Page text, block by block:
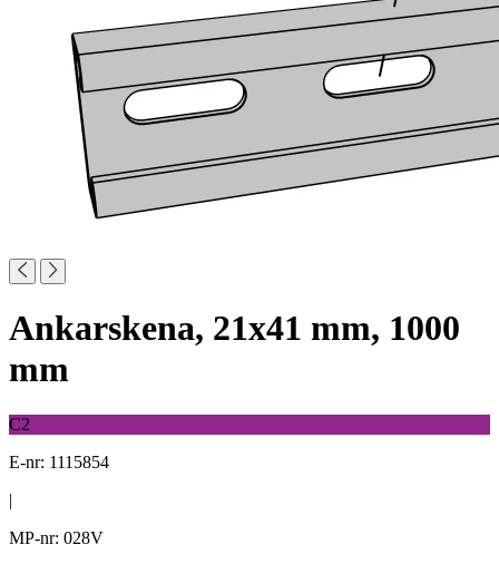
Ankarskena, 21x41 mm, 1000
mm
C2
E-nr: 1115854
|
MP-nr: 028V